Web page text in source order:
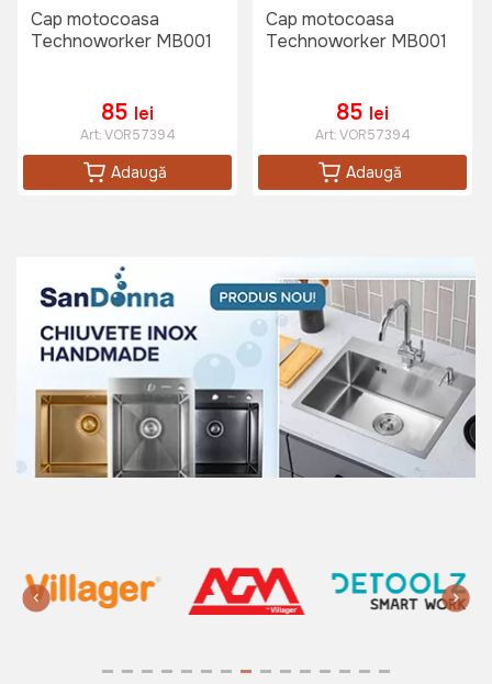
200 lei
Ochelari protectie TechnoWorker
KF-J-50
Art:
VOR58589
15 lei
Cap motocoasa
Technoworker MB001
85 lei
Art:VOR57394
Adaugă
Cap motocoasa
Technoworker MB001
85 lei
Art:VOR57394
Adaugă